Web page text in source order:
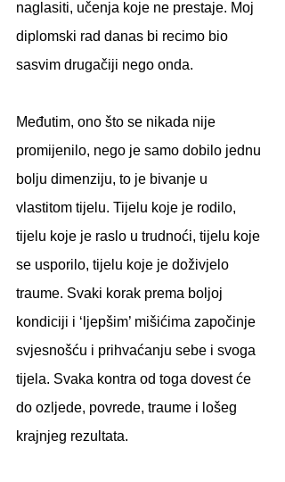
naglasiti, učenja koje ne prestaje. Moj
diplomski rad danas bi recimo bio
sasvim drugačiji nego onda.
Međutim, ono što se nikada nije
promijenilo, nego je samo dobilo jednu
bolju dimenziju, to je bivanje u
vlastitom tijelu. Tijelu koje je rodilo,
tijelu koje je raslo u trudnoći, tijelu koje
se usporilo, tijelu koje je doživjelo
traume. Svaki korak prema boljoj
kondiciji i ‘ljepšim’ mišićima započinje
svjesnošću i prihvaćanju sebe i svoga
tijela. Svaka kontra od toga dovest će
do ozljede, povrede, traume i lošeg
krajnjeg rezultata.